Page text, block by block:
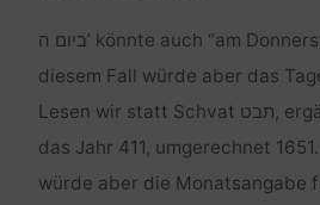
ביום ה’ könnte auch “am Donnerstag” bedeuten, in
diesem Fall würde aber das
Lesen wir statt Schvat תבט, ergäbe der Zahlenwert
das Jahr 411, umgerechnet
würde aber die Monatsangabe